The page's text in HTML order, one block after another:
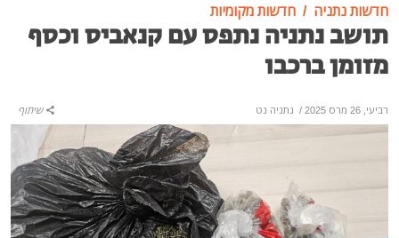
חדשות נתניה חדשות מקומיות
תושב נתניה נתפס עם קנאביס וכסף
מזומן ברכבו
רביעי, 26 מרס 2025 / נתניה נט שיתוף